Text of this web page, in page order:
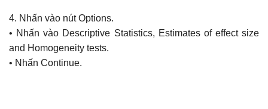
4. Nhấn vào nút Options.
• Nhấn vào Descriptive Statistics, Estimates of effect size
and Homogeneity tests.
• Nhấn Continue.